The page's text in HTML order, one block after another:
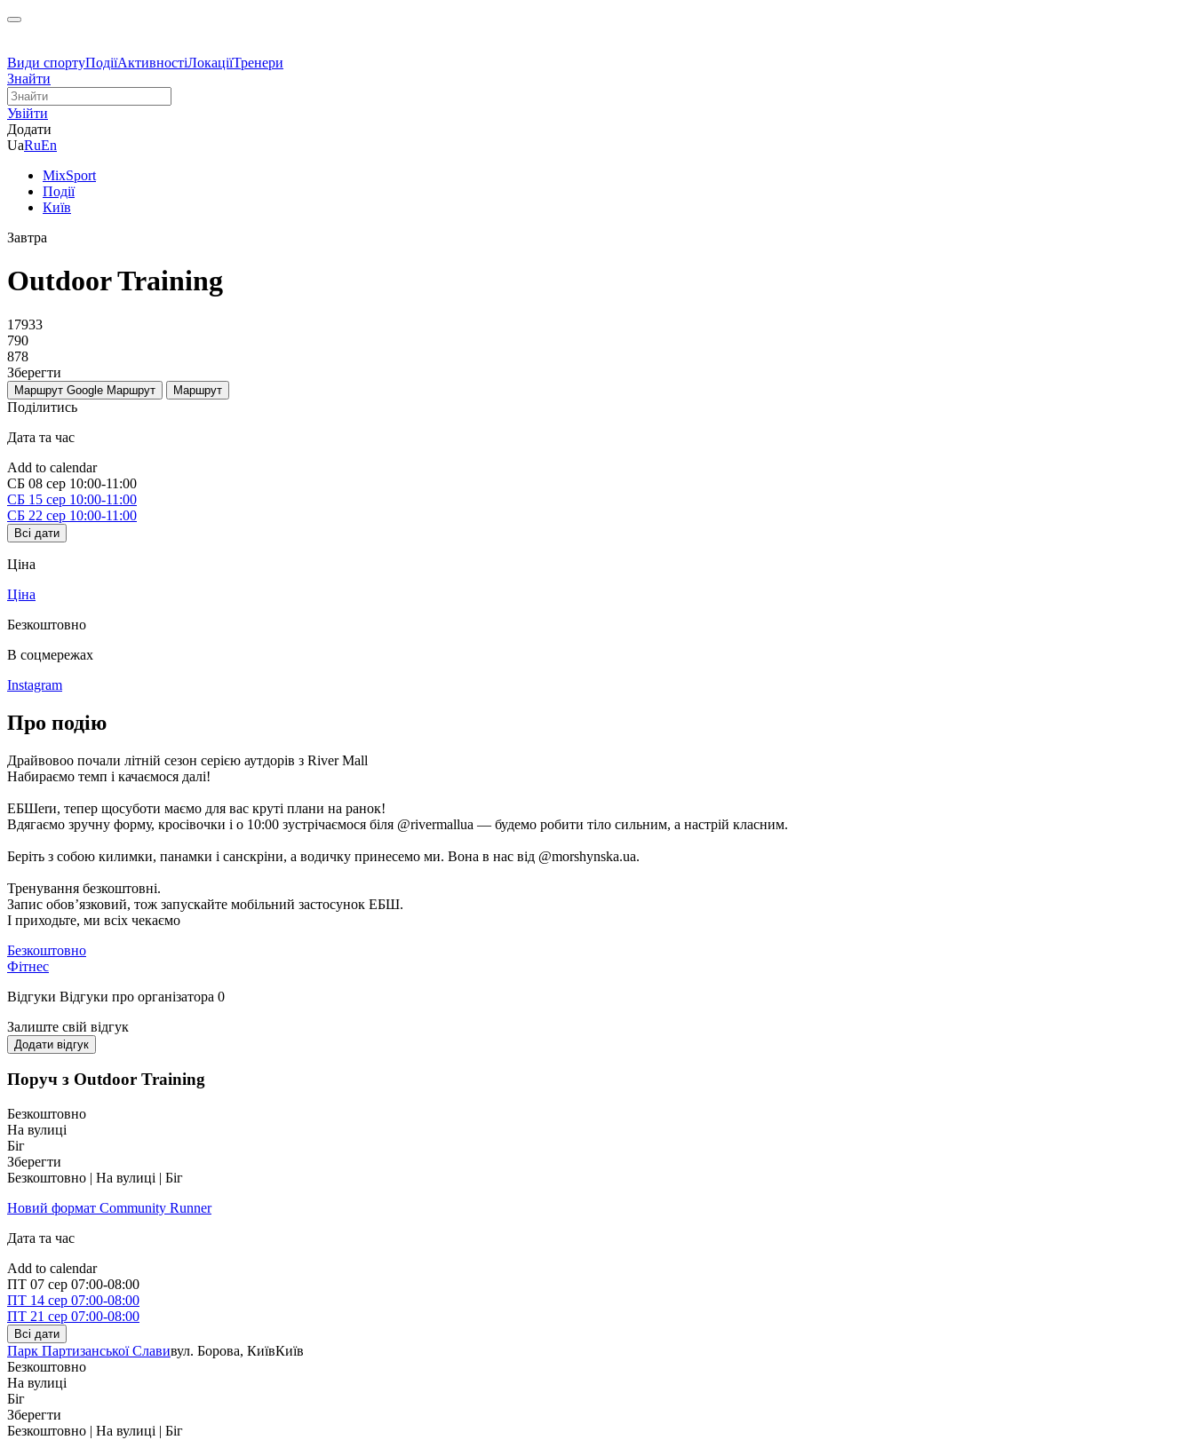
Види спортуПодіїАктивностіЛокаціїТренери
Знайти
Увійти
Додати
UaRuEn
MixSport
Події
Київ
Завтра
Outdoor Training
17933
790
878
Зберегти
Маршрут Google Маршрут Маршрут
Поділитись
Дата та час
Add to calendar
СБ 08 сер 10:00-11:00
СБ 15 сер 10:00-11:00
СБ 22 сер 10:00-11:00
Всі дати
Ціна
Ціна
Безкоштовно
В соцмережах
Instagram
Про подію
Драйвовоо почали літній сезон серією аутдорів з River Mall
Набираємо темп і качаємося далі!
ЕБШerи, тепер щосуботи маємо для вас круті плани на ранок!
Вдягаємо зручну форму, кросівочки і о 10:00 зустрічаємося біля @rivermallua — будемо робити тіло сильним, а настрій класним.
Беріть з собою килимки, панамки і санскріни, а водичку принесемо ми. Вона в нас від @morshynska.ua.
Тренування безкоштовні.
Запис обов’язковий, тож запускайте мобільний застосунок ЕБШ.
І приходьте, ми всіх чекаємо
Безкоштовно
Фітнес
Відгуки Відгуки про організатора 0
Залиште свій відгук
Додати відгук
Поруч з Outdoor Training
Безкоштовно
На вулиці
Біг
Зберегти
Безкоштовно | На вулиці | Біг
Новий формат Community Runner
Дата та час
Add to calendar
ПТ 07 сер 07:00-08:00
ПТ 14 сер 07:00-08:00
ПТ 21 сер 07:00-08:00
Всі дати
Парк Партизанської Славивул. Борова, КиївКиїв
Безкоштовно
На вулиці
Біг
Зберегти
Безкоштовно | На вулиці | Біг